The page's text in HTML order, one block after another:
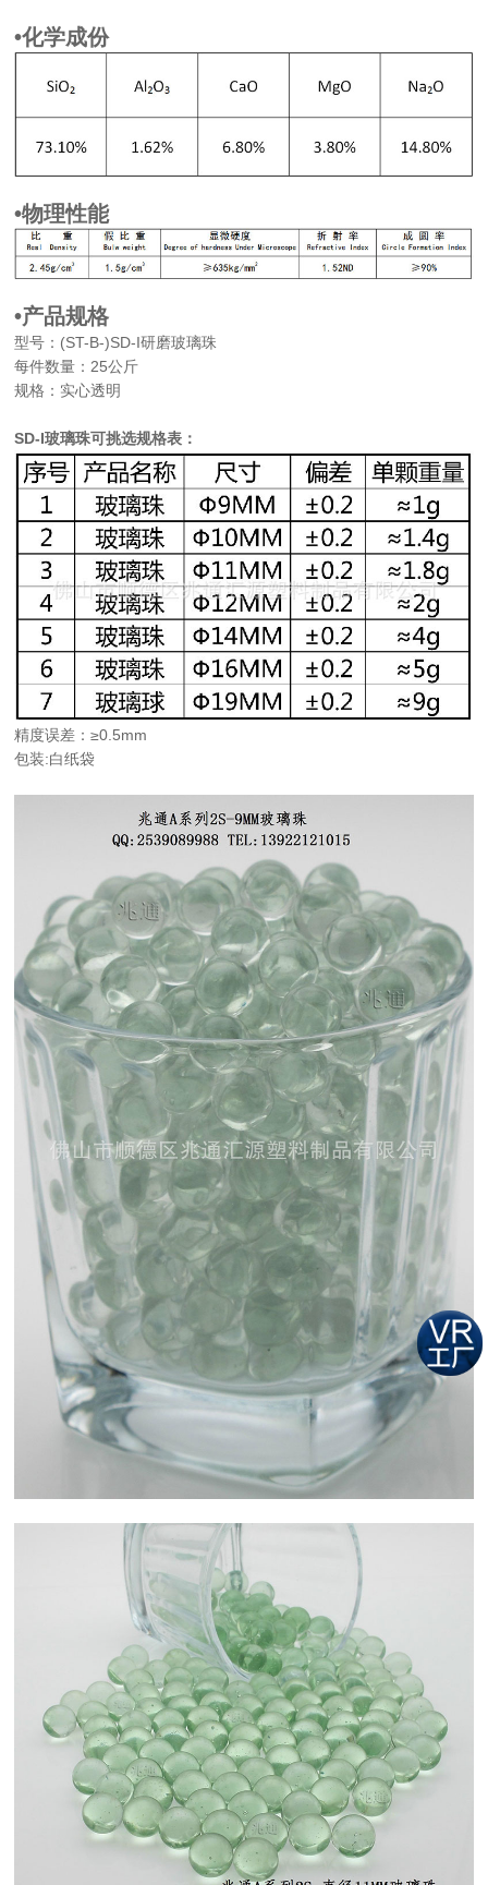
•化学成份
•物理性能
•产品规格
型号：(ST-B-)SD-I研磨玻璃珠
每件数量：25公斤
规格：实心透明
SD-I玻璃珠可挑选规格表：
精度误差：≥0.5mm
包装:白纸袋